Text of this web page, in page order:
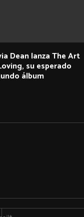
Dean lanza The Art
su esperado
álbum